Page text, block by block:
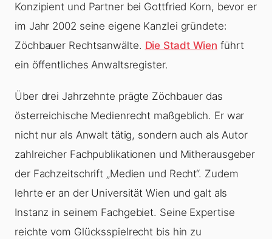
Konzipient und Partner bei Gottfried Korn, bevor er
im Jahr 2002 seine eigene Kanzlei gründete:
Zöchbauer Rechtsanwälte. Die Stadt Wien führt
ein öffentliches Anwaltsregister.
Über drei Jahrzehnte prägte Zöchbauer das
österreichische Medienrecht maßgeblich. Er war
nicht nur als Anwalt tätig, sondern auch als Autor
zahlreicher Fachpublikationen und Mitherausgeber
der Fachzeitschrift „Medien und Recht“. Zudem
lehrte er an der Universität Wien und galt als
Instanz in seinem Fachgebiet. Seine Expertise
reichte vom Glücksspielrecht bis hin zu